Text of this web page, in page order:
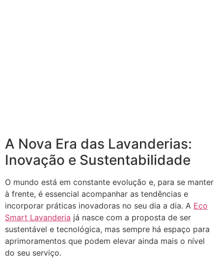
A Nova Era das Lavanderias:
Inovação e Sustentabilidade
O mundo está em constante evolução e, para se manter
à frente, é essencial acompanhar as tendências e
incorporar práticas inovadoras no seu dia a dia. A Eco
Smart Lavanderia já nasce com a proposta de ser
sustentável e tecnológica, mas sempre há espaço para
aprimoramentos que podem elevar ainda mais o nível
do seu serviço.